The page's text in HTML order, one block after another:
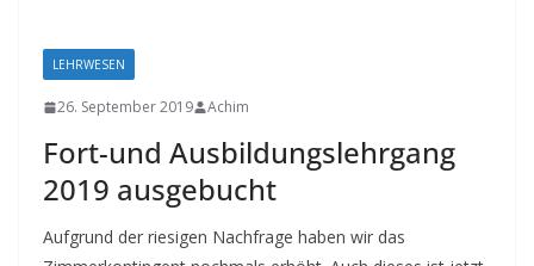
LEHRWESEN
26. September 2019 Achim
Fort-und Ausbildungslehrgang
2019 ausgebucht
Aufgrund der riesigen Nachfrage haben wir das